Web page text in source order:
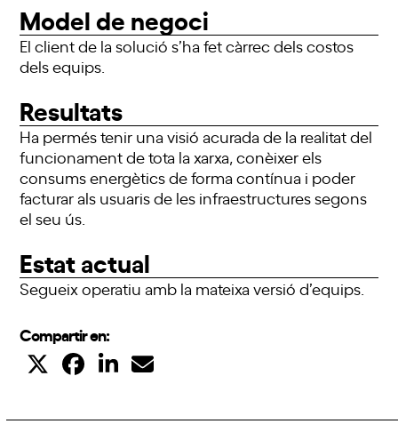
Model de negoci
El client de la solució s’ha fet càrrec dels costos
dels equips.
Resultats
Ha permés tenir una visió acurada de la realitat del
funcionament de tota la xarxa, conèixer els
consums energètics de forma contínua i poder
facturar als usuaris de les infraestructures segons
el seu ús.
Estat actual
Segueix operatiu amb la mateixa versió d’equips.
Compartir en: